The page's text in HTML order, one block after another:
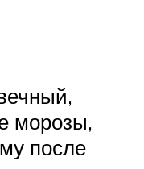
морозы,
после